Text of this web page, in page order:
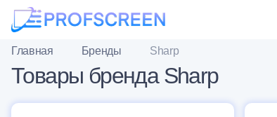
Главная Бренды Sharp
Товары бренда Sharp